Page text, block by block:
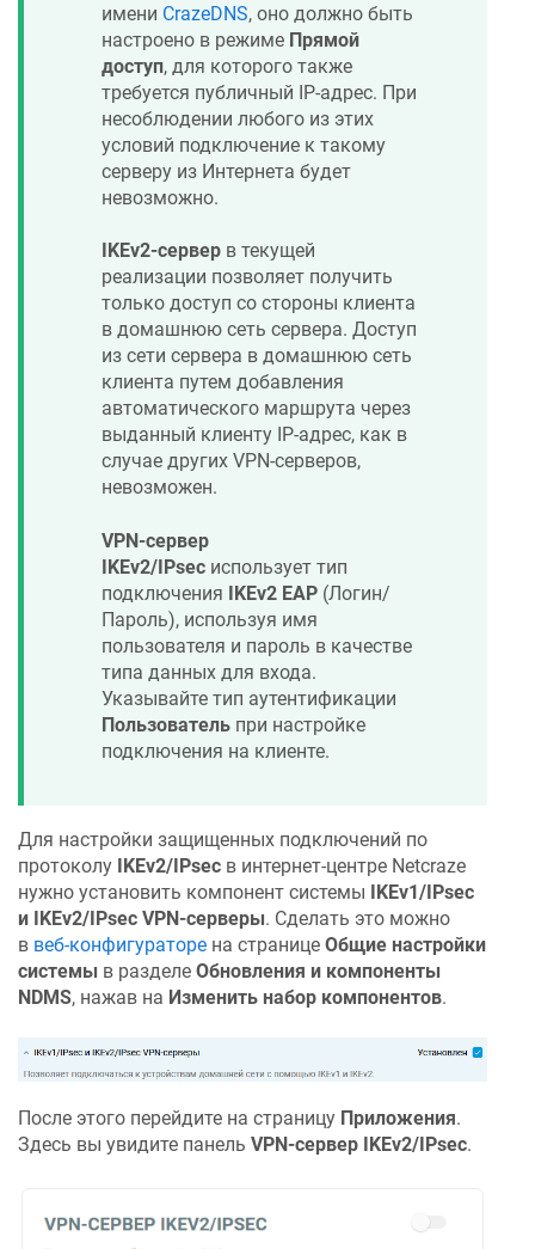
имени CrazeDNS, оно должно быть
настроено в режиме Прямой
доступ, для которого также
требуется публичный IP-адрес. При
несоблюдении любого из этих
условий подключение к такому
серверу из Интернета будет
невозможно.
IKEv2-сервер в текущей
реализации позволяет получить
только доступ со стороны клиента
в домашнюю сеть сервера. Доступ
из сети сервера в домашнюю сеть
клиента путем добавления
автоматического маршрута через
выданный клиенту IP-адрес, как в
случае других VPN-серверов,
невозможен.
VPN-сервер
IKEv2/IPsec использует тип
подключения IKEv2 EAP (Логин/
Пароль), используя имя
пользователя и пароль в качестве
типа данных для входа.
Указывайте тип аутентификации
Пользователь при настройке
подключения на клиенте.
Для настройки защищенных подключений по
протоколу IKEv2/IPsec в интернет-центре Netcraze
нужно установить компонент системы IKEv1/IPsec
и IKEv2/IPsec VPN-серверы. Сделать это можно
в веб-конфигураторе на странице Общие настройки
системы в разделе Обновления и компоненты
NDMS, нажав на Изменить набор компонентов.
После этого перейдите на страницу Приложения.
Здесь вы увидите панель VPN-сервер IKEv2/IPsec.